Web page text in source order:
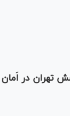
تهران در اَمان